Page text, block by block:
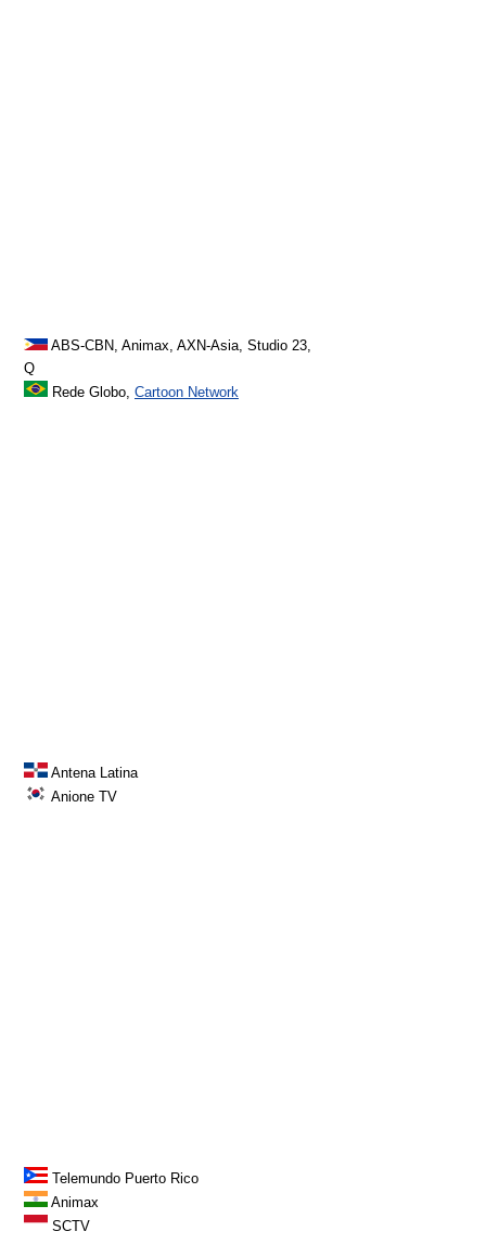
ABS-CBN, Animax, AXN-Asia, Studio 23,
Q
Rede Globo, Cartoon Network
Antena Latina
Anione TV
Telemundo Puerto Rico
Animax
SCTV